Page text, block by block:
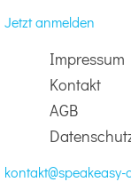
Jetzt anmelden
Impressum
Kontakt
AGB